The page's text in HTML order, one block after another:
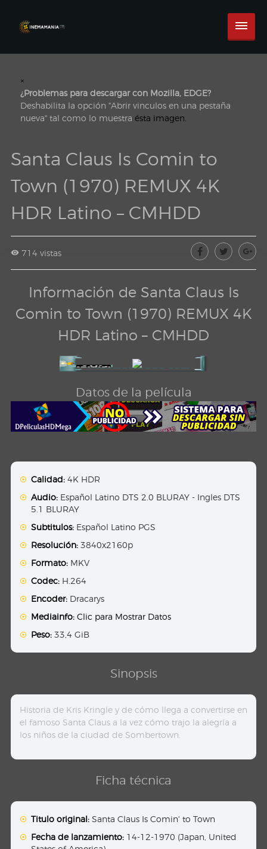
×
¿Problemas para descargar con Mozilla, EDGE?
Deshabilita la opción "Abrir vinculos en una pestaña
nueva" tal como lo muestra ésta imagen.
Santa Claus Is Comin to
Town (1970) REMUX 4K
HDR Latino – CMHDD
714 vistas
Información de Santa Claus Is
Comin to Town (1970) REMUX 4K
HDR Latino – CMHDD
Datos de la película
Calidad: 4K HDR
Audio: Español Latino DTS 2.0 BLURAY - Ingles DTS
5.1 BLURAY
Subtitulos: Español Latino PGS
Resolución: 3840x2160p
Formato: MKV
Codec: H.264
Encoder: Dracarys
Mediainfo: Clic para Mostrar Datos
Peso: 33,4 GiB
Sinopsis
Historia de Kris Kringle y de cómo llega a convertirse en
el famoso Santa Claus a la vez cómo trajo la alegría a
los niños de la ciudad de Sombertown.
Ficha técnica
Titulo original: Santa Claus Is Comin' to Town
Fecha de lanzamiento: 14-12-1970 (Japan, United